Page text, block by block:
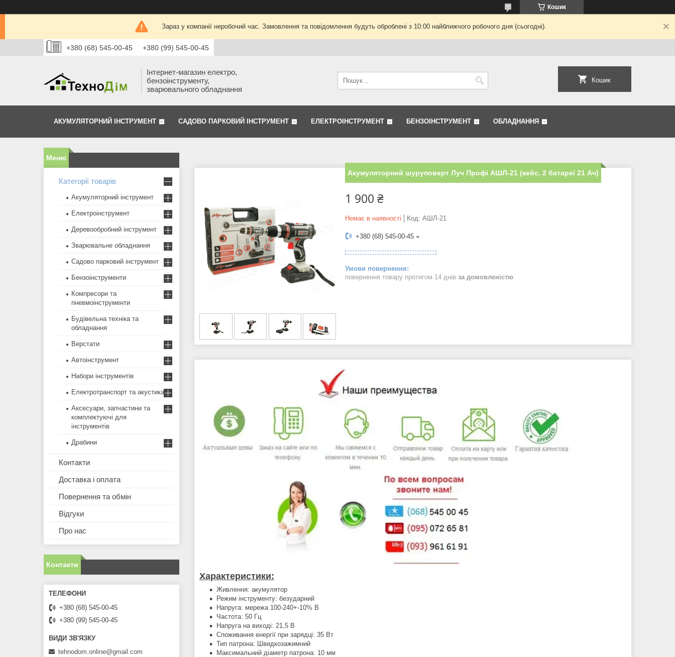
Кошик
Зараз у компанії неробочий час. Замовлення та повідомлення будуть оброблені з 10:00 найближчого робочого дня (сьогодні).
+380 (68) 545-00-45 +380 (99) 545-00-45
Інтернет-магазин електро,
бензоінструменту,
зварювального обладнання
Кошик
АКУМУЛЯТОРНИЙ ІНСТРУМЕНТ САДОВО ПАРКОВИЙ ІНСТРУМЕНТ ЕЛЕКТРОІНСТРУМЕНТ БЕНЗОІНСТРУМЕНТ ОБЛАДНАННЯ
Акумуляторний шуруповерт Луч Профі АШЛ-21 (кейс, 2 батареї 21 Ач)
1 900 ₴
Немає в наявності Код: АШЛ-21
+380 (68) 545-00-45
повернення товару протягом 14 днів за домовленістю
Характеристики:
Живлення: акумулятор
Режим інструменту: безударний
Напруга: мережа 100-240+-10% В
Частота: 50 Гц
Напруга на виході: 21,5 В
Споживання енергії при зарядці: 35 Вт
Тип патрона: Швидкозажимний
Максимальний діаметр патрона: 10 мм
Категорії товарів
Акумуляторний інструмент
Електроінструмент
Деревообробний інструмент
Зварювальне обладнання
Садово парковий інструмент
Бензоінструменти
Компресори та
пневмоінструменти
Будівельна техніка та
обладнання
Верстати
Автоінструмент
Набори інструментів
Електротранспорт та акустика
Аксесуари, запчастини та
комплектуючі для
інструментів
Драбини
Контакти
Доставка і оплата
Повернення та обмін
Відгуки
Про нас
Контакти
+380 (68) 545-00-45
+380 (99) 545-00-45
tehnodom.online@gmail.com